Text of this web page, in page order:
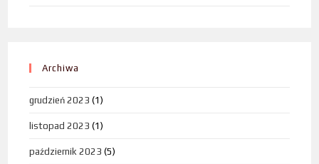
Archiwa
grudzień 2023 (1)
listopad 2023 (1)
październik 2023 (5)